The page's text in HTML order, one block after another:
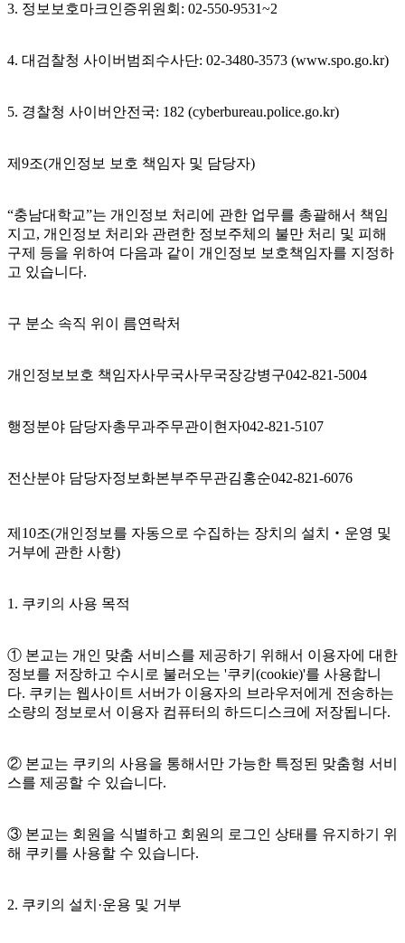
3. 정보보호마크인증위원회: 02-550-9531~2
4. 대검찰청 사이버범죄수사단: 02-3480-3573 (www.spo.go.kr)
5. 경찰청 사이버안전국: 182 (cyberbureau.police.go.kr)
제9조(개인정보 보호 책임자 및 담당자)
“충남대학교”는 개인정보 처리에 관한 업무를 총괄해서 책임
지고, 개인정보 처리와 관련한 정보주체의 불만 처리 및 피해
구제 등을 위하여 다음과 같이 개인정보 보호책임자를 지정하
고 있습니다.
구 분소 속직 위이 름연락처
개인정보보호 책임자사무국사무국장강병구042-821-5004
행정분야 담당자총무과주무관이현자042-821-5107
전산분야 담당자정보화본부주무관김홍순042-821-6076
제10조(개인정보를 자동으로 수집하는 장치의 설치‧운영 및
거부에 관한 사항)
1. 쿠키의 사용 목적
① 본교는 개인 맞춤 서비스를 제공하기 위해서 이용자에 대한
정보를 저장하고 수시로 불러오는 '쿠키(cookie)'를 사용합니
다. 쿠키는 웹사이트 서버가 이용자의 브라우저에게 전송하는
소량의 정보로서 이용자 컴퓨터의 하드디스크에 저장됩니다.
② 본교는 쿠키의 사용을 통해서만 가능한 특정된 맞춤형 서비
스를 제공할 수 있습니다.
③ 본교는 회원을 식별하고 회원의 로그인 상태를 유지하기 위
해 쿠키를 사용할 수 있습니다.
2. 쿠키의 설치·운용 및 거부